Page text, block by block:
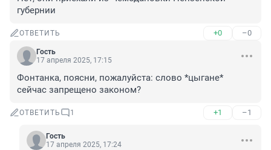
губернии
ОТВЕТИТЬ +0 –0
Гость
17 апреля 2025, 17:15
Фонтанка, поясни, пожалуйста: слово *цыгане*
сейчас запрещено законом?
ОТВЕТИТЬ 1 +1 –1
Гость
17 апреля 2025, 17:24